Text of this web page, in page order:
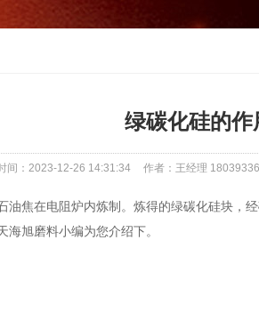
绿碳化硅的作
间：2023-12-26 14:31:34 作者：王经理
焦在电阻炉内炼制。炼得的绿碳化硅块，
海旭磨料小编为您介绍下。